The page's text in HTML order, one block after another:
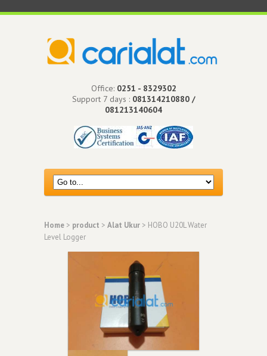
Office: 0251 - 8329302
Support 7 days : 081314210880 /
081213140604
Home > product > Alat Ukur > HOBO U20L Water
Level Logger